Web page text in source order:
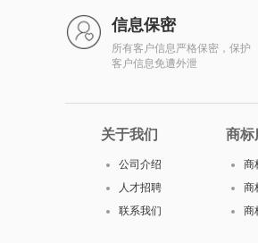
信息保密
所有客户信息严格保密，保护
客户信息免遭外泄
关于我们
公司介绍
人才招聘
联系我们
商标
商
商
商